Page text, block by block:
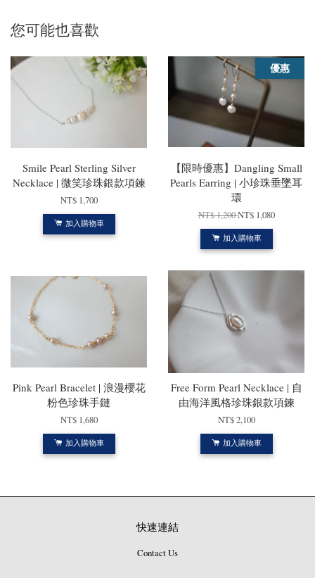
您可能也喜歡
Smile Pearl Sterling Silver
Necklace | 微笑珍珠銀款項鍊
NT$ 1,700
加入購物車
優惠
【限時優惠】Dangling Small
Pearls Earring | 小珍珠垂墜耳
環
NT$ 1,200NT$ 1,080
加入購物車
Pink Pearl Bracelet | 浪漫櫻花
粉色珍珠手鏈
NT$ 1,680
加入購物車
Free Form Pearl Necklace | 自
由海洋風格珍珠銀款項鍊
NT$ 2,100
加入購物車
快速連結
Contact Us